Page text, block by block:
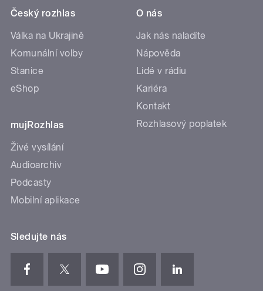
Český rozhlas
Válka na Ukrajině
Komunální volby
Stanice
eShop
mujRozhlas
Živé vysílání
Audioarchiv
Podcasty
Mobilní aplikace
O nás
Jak nás naladíte
Nápověda
Lidé v rádiu
Kariéra
Kontakt
Rozhlasový poplatek
Sledujte nás